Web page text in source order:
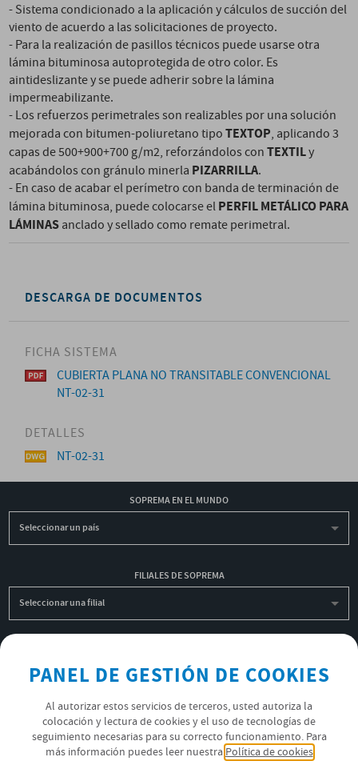
- Sistema condicionado a la aplicación y cálculos de succión del
viento de acuerdo a las solicitaciones de proyecto.
- Para la realización de pasillos técnicos puede usarse otra
lámina bituminosa autoprotegida de otro color. Es
aintideslizante y se puede adherir sobre la lámina
impermeabilizante.
- Los refuerzos perimetrales son realizables por una solución
mejorada con bitumen-poliuretano tipoTEXTOP, aplicando 3
capas de 500+900+700 g/m2, reforzándolos conTEXTILy
acabándolos con gránulo minerla PIZARRILLA.
- En caso de acabar el perímetro con banda de terminación de
lámina bituminosa, puede colocarse elPERFIL METÁLICO PARA
LÁMINASanclado y sellado como remate perimetral.
DESCARGA DE DOCUMENTOS
FICHA SISTEMA
CUBIERTA PLANA NO TRANSITABLE CONVENCIONAL
NT-02-31
DETALLES
NT-02-31
SOPREMA EN EL MUNDO
Seleccionar un país
FILIALES DE SOPREMA
Seleccionar una filial
OK
POLÍTICA DE PRIVACIDAD
ÚNETE AL EQUIPO SOPREMA
PANEL DE GESTIÓN DE COOKIES
Al autorizar estos servicios de terceros, usted autoriza la
colocación y lectura de cookies y el uso de tecnologías de
seguimiento necesarias para su correcto funcionamiento. Para
más información puedes leer nuestra Política de cookies